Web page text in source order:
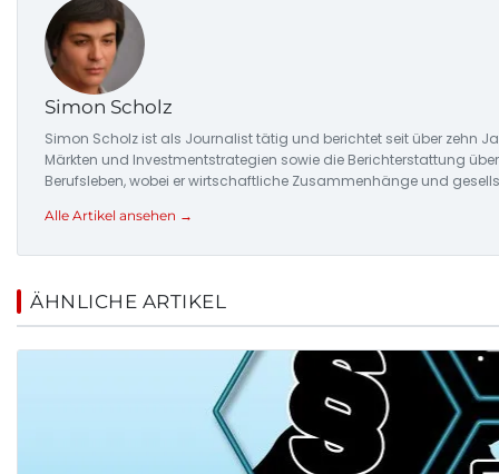
Simon Scholz
Simon Scholz ist als Journalist tätig und berichtet seit über zehn
Märkten und Investmentstrategien sowie die Berichterstattung
Berufsleben, wobei er wirtschaftliche Zusammenhänge und
Alle Artikel ansehen →
ÄHNLICHE ARTIKEL